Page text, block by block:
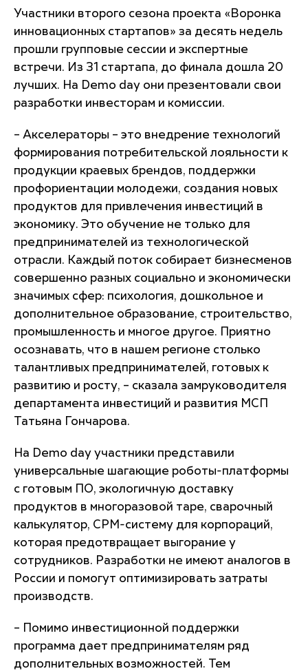
Участники второго сезона проекта «Воронка
инновационных стартапов» за десять недель
прошли групповые сессии и экспертные
встречи. Из 31 стартапа, до финала дошла 20
лучших. На Demo day они презентовали свои
разработки инвесторам и комиссии.
– Акселераторы – это внедрение технологий
формирования потребительской лояльности к
продукции краевых брендов, поддержки
профориентации молодежи, создания новых
продуктов для привлечения инвестиций в
экономику. Это обучение не только для
предпринимателей из технологической
отрасли. Каждый поток собирает бизнесменов
совершенно разных социально и экономически
значимых сфер: психология, дошкольное и
дополнительное образование, строительство,
промышленность и многое другое. Приятно
осознавать, что в нашем регионе столько
талантливых предпринимателей, готовых к
развитию и росту, – сказала замруководителя
департамента инвестиций и развития МСП
Татьяна Гончарова.
На Demo day участники представили
универсальные шагающие роботы-платформы
с готовым ПО, экологичную доставку
продуктов в многоразовой таре, сварочный
калькулятор, СРМ-систему для корпораций,
которая предотвращает выгорание у
сотрудников. Разработки не имеют аналогов в
России и помогут оптимизировать затраты
производств.
– Помимо инвестиционной поддержки
программа дает предпринимателям ряд
дополнительных возможностей. Тем